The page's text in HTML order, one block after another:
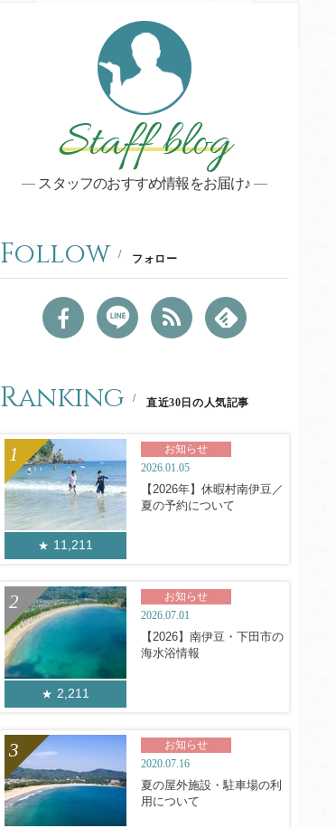
Staff blog
スタッフのおすすめ情報をお届け♪
Follow フォロー
Ranking 直近30日の人気記事
11,211
お知らせ
2026.01.05
【2026年】休暇村南伊豆／
夏の予約について
2,211
お知らせ
2026.07.01
【2026】南伊豆・下田市の
海水浴情報
お知らせ
2020.07.16
夏の屋外施設・駐車場の利
用について